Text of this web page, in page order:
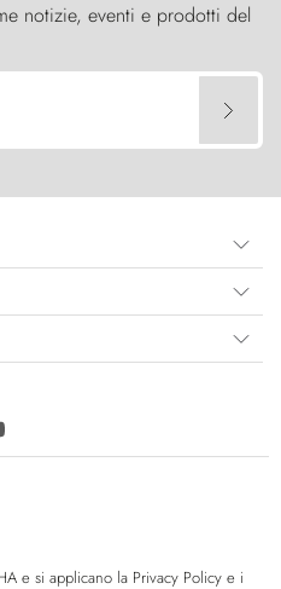
notizie, eventi e prodotti del
e si applicano la Privacy Policy e i